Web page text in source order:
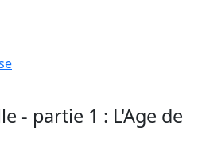
- partie 1 : L'Age de